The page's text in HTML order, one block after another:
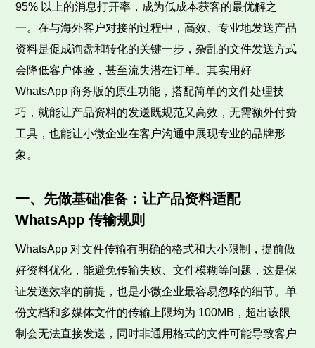
95% 以上的消息打开率，成为低成本获客的最优解之
一。在与海外客户对接的过程中，高效、专业地发送产品
资料是促成询盘和转化的关键一步，杂乱的文件发送方式
会降低客户体验，甚至流失潜在订单。其实用好
WhatsApp 商务版的原生功能，搭配简单的文件处理技
巧，就能让产品资料的发送既规范又高效，无需额外付费
工具，也能让小微企业在客户沟通中展现专业的品牌形
象。
一、先做基础准备：让产品资料适配
WhatsApp 传输规则
WhatsApp 对文件传输有明确的格式和大小限制，提前做
好资料优化，能避免传输失败、文件模糊等问题，这是保
证发送效率的前提，也是小微企业最容易忽略的细节。单
份文档和多媒体文件的传输上限均为 100MB，超出该限
制会无法直接发送，同时非通用格式的文件可能导致客户